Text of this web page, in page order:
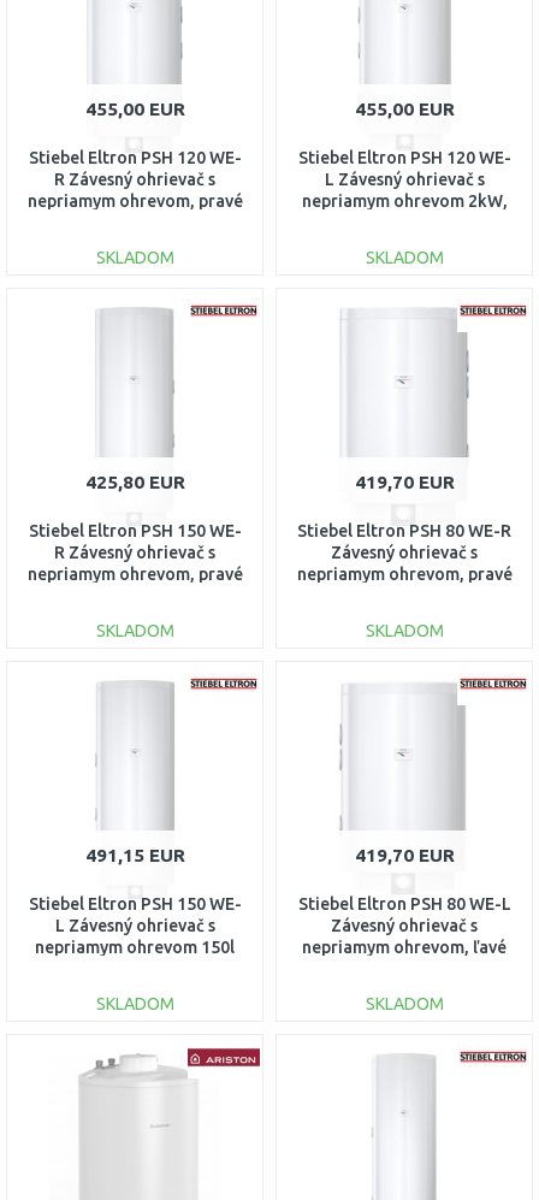
455,00 EUR
Stiebel Eltron PSH 120 WE-
R Závesný ohrievač s
nepriamym ohrevom, pravé
SKLADOM
DO KOŠÍKA
455,00 EUR
Stiebel Eltron PSH 120 WE-
L Závesný ohrievač s
nepriamym ohrevom 2kW,
SKLADOM
DO KOŠÍKA
425,80 EUR
Stiebel Eltron PSH 150 WE-
R Závesný ohrievač s
nepriamym ohrevom, pravé
SKLADOM
DO KOŠÍKA
419,70 EUR
Stiebel Eltron PSH 80 WE-R
Závesný ohrievač s
nepriamym ohrevom, pravé
SKLADOM
DO KOŠÍKA
491,15 EUR
Stiebel Eltron PSH 150 WE-
L Závesný ohrievač s
nepriamym ohrevom 150l
SKLADOM
DO KOŠÍKA
419,70 EUR
Stiebel Eltron PSH 80 WE-L
Závesný ohrievač s
nepriamym ohrevom, ľavé
SKLADOM
DO KOŠÍKA